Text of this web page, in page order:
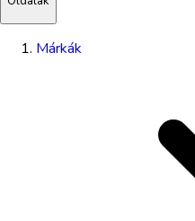
Márkák